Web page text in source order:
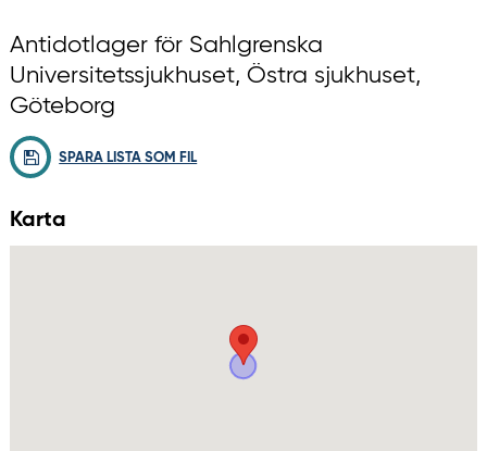
Antidotlager för Sahlgrenska
Universitetssjukhuset, Östra sjukhuset,
Göteborg
SPARA LISTA SOM FIL
Karta